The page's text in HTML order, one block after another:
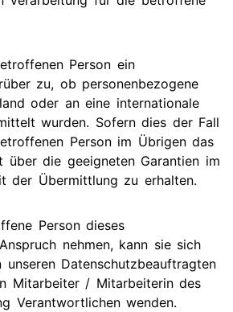
Person ein
zu, ob personenbezogene
oder an eine internationale
wurden. Sofern dies der Fall
Person im Übrigen das
über die geeigneten Garantien im
der Übermittlung zu erhalten.
Person dieses
nehmen, kann sie sich
Datenschutzbeauftragten
Mitarbeiter / Mitarbeiterin des
Verantwortlichen wenden.